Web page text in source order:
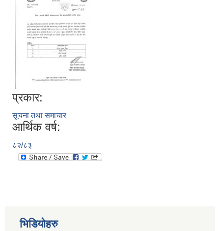
प्रकार:
सूचना तथा समाचार
आर्थिक वर्ष:
८२/८३
भिडियोहरु